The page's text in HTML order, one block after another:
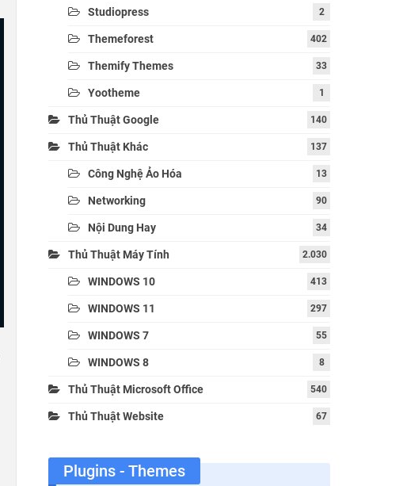
Studiopress 2
Themeforest 402
Themify Themes 33
Yootheme 1
Thủ Thuật Google 140
Thủ Thuật Khác 137
Công Nghệ Ảo Hóa 13
Networking 90
Nội Dung Hay 34
Thủ Thuật Máy Tính 2.030
WINDOWS 10 413
WINDOWS 11 297
WINDOWS 7 55
WINDOWS 8 8
Thủ Thuật Microsoft Office 540
Thủ Thuật Website 67
Plugins - Themes